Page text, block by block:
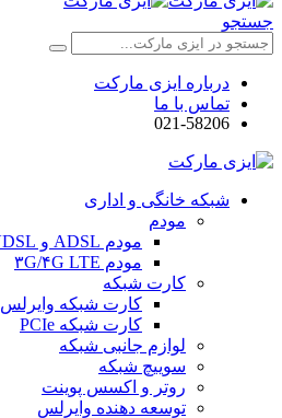
جستجو
درباره ایزی مارکت
تماس با ما
021-58206
شبکه خانگی و اداری
مودم
مودم ADSL و VDSL
مودم ۳G/۴G LTE
کارت شبکه
کارت شبکه وایرلس USB
کارت شبکه PCIe
لوازم جانبی شبکه
سوییچ شبکه
روتر و اکسس پوینت
توسعه دهنده وایرلس